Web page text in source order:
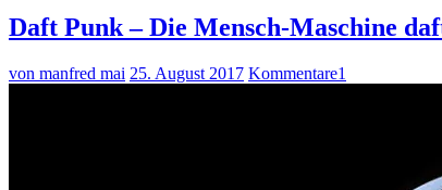
Daft Punk – Die Mensch-Maschine
von manfred mai 25. August 2017 Kommentare1